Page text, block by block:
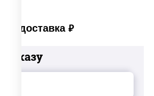
доставка руб
заказу